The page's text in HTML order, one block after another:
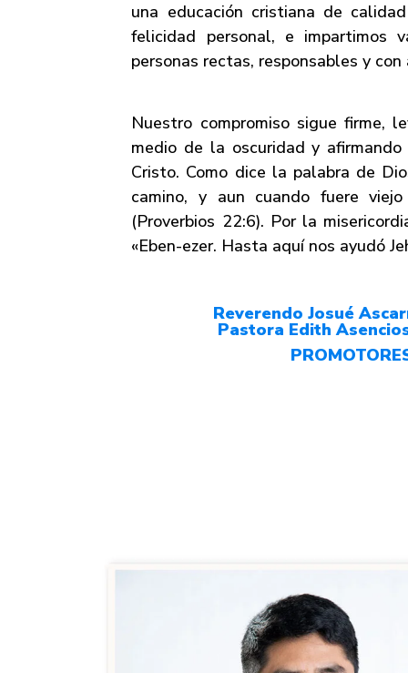
una educación cristiana de
felicidad personal, e impartimos
personas rectas, responsables y
Nuestro compromiso sigue firme,
medio de la oscuridad y afirmando
Cristo. Como dice la palabra de
camino, y aun cuando fuere
(Proverbios 22:6). Por la
«Eben-ezer. Hasta aquí nos ayudó
Reverendo Josué
Pastora Edith